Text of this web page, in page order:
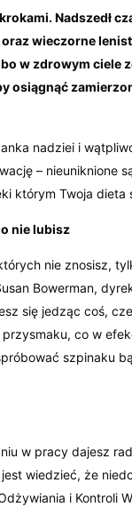
Nadszedł
wieczorne
w zdrowym
osiągnąć
nadziei i
– nieuniknione
Twoja dieta
nie lubisz
nie znosisz,
Bowerman,
się jedząc coś,
co w
szpinaku
w pracy dajesz
wiedzieć, że
i Kontroli